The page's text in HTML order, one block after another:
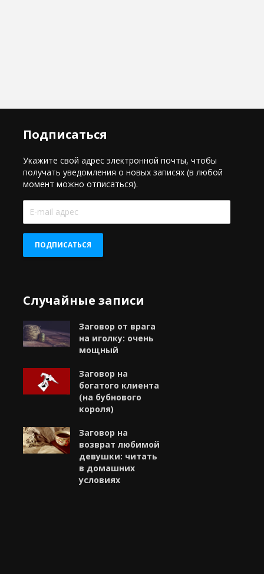
Подписаться
Укажите свой адрес электронной почты, чтобы
получать уведомления о новых записях (в любой
момент можно отписаться).
E-
mail
ПОДПИСАТЬСЯ
Случайные записи
Заговор от врага
на иголку: очень
мощный
Заговор на
богатого клиента
(на бубнового
короля)
Заговор на
возврат любимой
девушки: читать
в домашних
условиях